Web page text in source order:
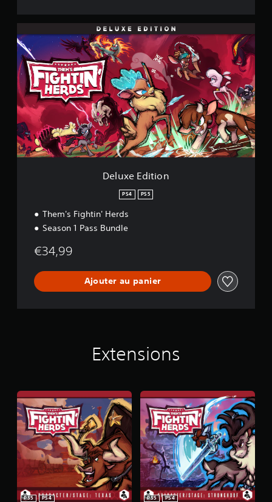
e
l
u
x
e
E
d
i
t
i
o
n
Deluxe Edition
PS4 PS5
Them's Fightin' Herds
Season 1 Pass Bundle
€34,99
Ajouter au panier
Extensions
PS5
PS4
PS5
PS4